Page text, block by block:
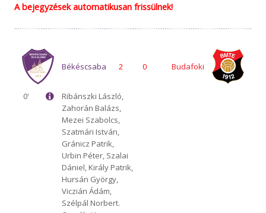
A bejegyzések automatikusan frissülnek!
Békéscsaba
1912 Előre
2 Budafoki
0
0'
Ribánszki László,
Zahorán Balázs,
Mezei Szabolcs,
Szatmári István,
Gránicz Patrik,
Urbin Péter, Szalai
Dániel, Király Patrik,
Hursán György,
Viczián Ádám,
Szélpál Norbert.